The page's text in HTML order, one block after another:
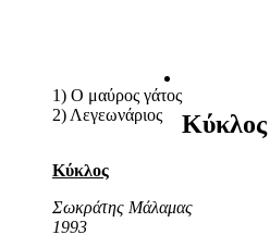
1) Ο μαύρος γάτος
2) Λεγεωνάριος
Κύκλος
Κύκλος
Σωκράτης Μάλαμας
1993